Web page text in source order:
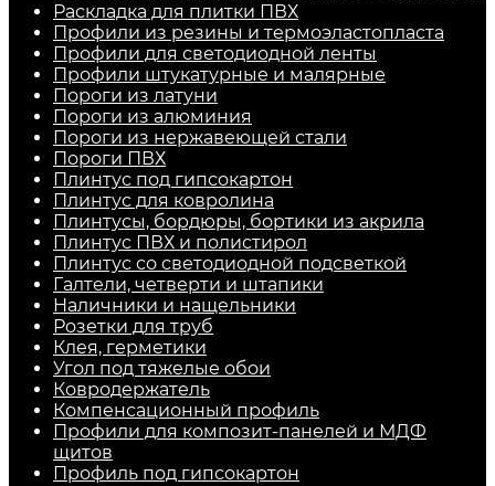
Раскладка для плитки ПВХ
Профили из резины и термоэластопласта
Профили для светодиодной ленты
Профили штукатурные и малярные
Пороги из латуни
Пороги из алюминия
Пороги из нержавеющей стали
Пороги ПВХ
Плинтус под гипсокартон
Плинтус для ковролина
Плинтусы, бордюры, бортики из акрила
Плинтус ПВХ и полистирол
Плинтус со светодиодной подсветкой
Галтели, четверти и штапики
Наличники и нащельники
Розетки для труб
Клея, герметики
Угол под тяжелые обои
Ковродержатель
Компенсационный профиль
Профили для композит-панелей и МДФ
щитов
Профиль под гипсокартон